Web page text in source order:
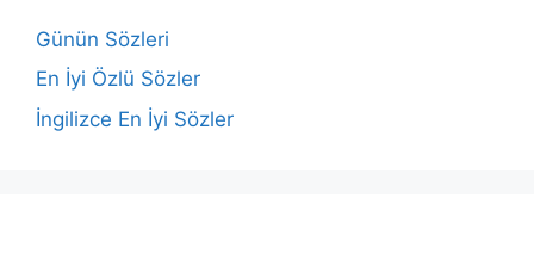
Günün Sözleri
En İyi Özlü Sözler
İngilizce En İyi Sözler